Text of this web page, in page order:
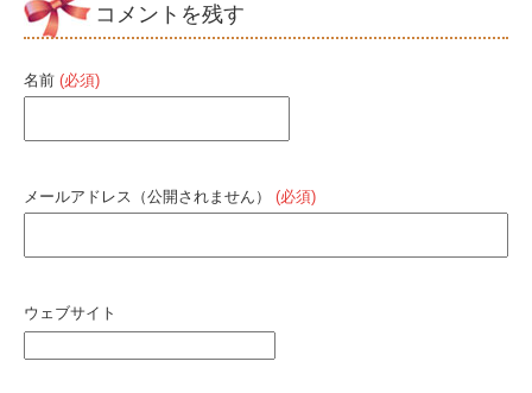
コメントを残す
名前 (必須)
メールアドレス（公開されません） (必須)
ウェブサイト